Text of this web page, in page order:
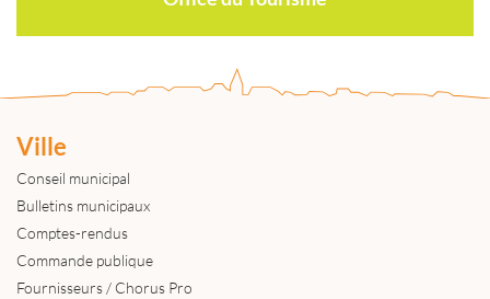
Ville
Conseil municipal
Bulletins municipaux
Comptes-rendus
Commande publique
Fournisseurs / Chorus Pro